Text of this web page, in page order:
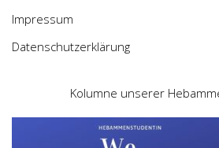
Impressum
Datenschutzerklärung
Kolumne unserer